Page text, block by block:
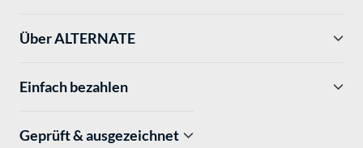
Über ALTERNATE
Einfach bezahlen
Geprüft & ausgezeichnet